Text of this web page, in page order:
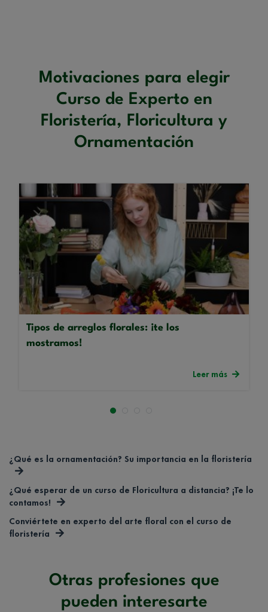
Motivaciones para elegir
Curso de Experto en
Floristería, Floricultura y
Ornamentación
Tipos de arreglos florales: ¡te los
mostramos!
Leer más
¿Qué es la ornamentación? Su importancia en la floristería
¿Qué esperar de un curso de Floricultura a distancia? ¡Te lo
contamos!
Conviértete en experto del arte floral con el curso de
floristería
Otras profesiones que
pueden interesarte